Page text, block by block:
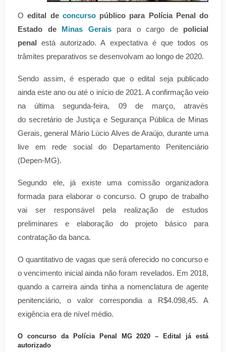
Oedital de concursopúblico para Polícia Penal do
Estado de
Minas Geraispara o cargo de policial
penal
está autorizado. A expectativa é que todos os
trâmites preparativos se desenvolvam ao longo de 2020.
Sendo assim, é esperado que o edital seja publicado
ainda este ano ou até o início de 2021. A confirmação veio
na última segunda-feira, 09 de março, através
dosecretário de Justiça e Segurança Pública de Minas
Gerais, general Mário Lúcio Alves de Araújo, durante uma
live em rede social do Departamento Penitenciário
(Depen-MG).
Segundo ele, já existe uma comissão organizadora
formada para elaborar o concurso. O grupo de trabalho
vai ser responsável pela realização de estudos
preliminares e elaboração do projeto básico para
contratação da banca.
O quantitativo de vagas que será oferecido no concurso e
o vencimento inicial ainda não foram revelados. Em 2018,
quando a carreira ainda tinha a nomenclatura de agente
penitenciário, o valor correspondia a R$4.098,45. A
exigência era de nível médio.
O concurso da Polícia Penal MG 2020 – Edital já está
autorizado